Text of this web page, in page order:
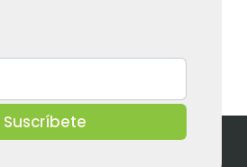
Suscríbete